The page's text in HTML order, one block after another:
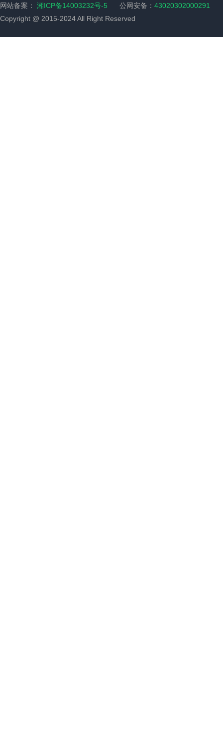
网站备案： 湘ICP备14003232号-5 公网安备： 43020302000291
Copyright @ 2015-2024 All Right Reserved